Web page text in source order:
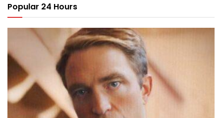
Popular 24 Hours